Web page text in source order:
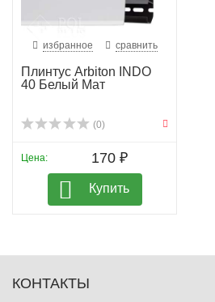
избранное сравнить
Плинтус Arbiton INDO
40 Белый Мат
(0)
Цена: 170 ₽
Купить
КОНТАКТЫ